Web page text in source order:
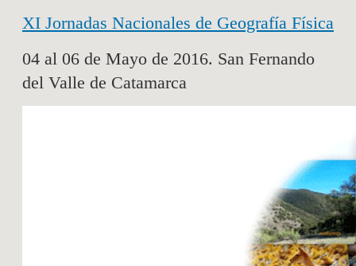
XI Jornadas Nacionales de Geografía Física
04 al 06 de Mayo de 2016. San Fernando
del Valle de Catamarca